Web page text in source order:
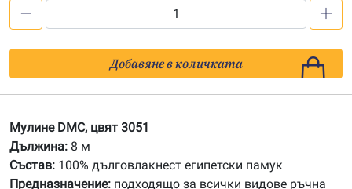
Мулине
DMC
Добавяне в количката
Мулине DMC, цвят 3051
Дължина: 8 м
Състав: 100% дълговлакнест египетски памук
Предназначение: подходящо за всички видове ръчна